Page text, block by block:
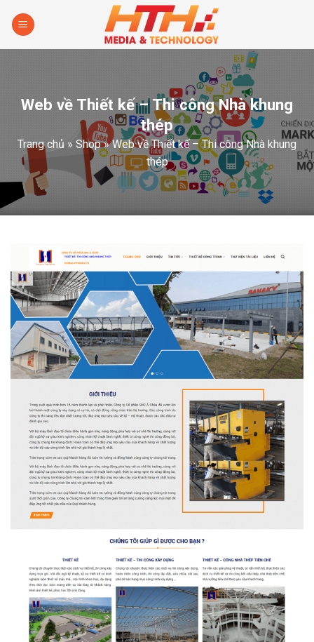
Web về Thiết kế – Thi công Nhà khung
thép
Trang chủ » Shop»Web về Thiết kế – Thi công Nhà khung
thép